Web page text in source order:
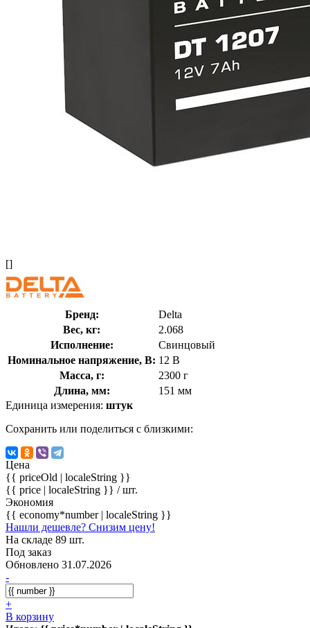
[]
Бренд:
Delta
Вес, кг:
2.068
Исполнение:
Свинцовый
Номинальное напряжение, В: 12 В
Масса, г:
2300 г
Длина, мм:
151 мм
Единица измерения: штук
Сохранить или поделиться с близкими:
Цена
{{ priceOld | localeString }}
{{ price | localeString }} / шт.
Экономия
{{ economy*number | localeString }}
Нашли дешевле? Снизим цену!
На складе 89 шт.
Под заказ
Обновлено 31.07.2026
-
+
В корзину